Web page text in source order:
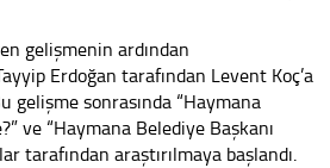
gelişmenin ardından
Erdoğan tarafından Levent Koç’a
gelişme sonrasında “Haymana
ve “Haymana Belediye Başkanı
tarafından araştırılmaya başlandı.